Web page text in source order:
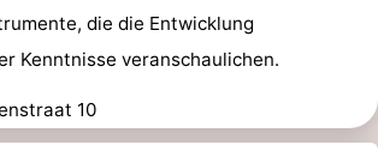
die die Entwicklung
Kenntnisse veranschaulichen.
10